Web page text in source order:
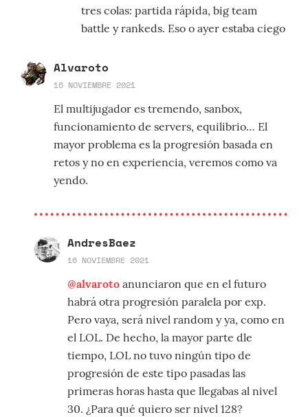
tres colas: partida rápida, big team
battle y rankeds. Eso o ayer estaba ciego
Alvaroto
16 NOVIEMBRE 2021
El multijugador es tremendo, sanbox,
funcionamiento de servers, equilibrio… El
mayor problema es la progresión basada en
retos y no en experiencia, veremos como va
yendo.
AndresBaez
16 NOVIEMBRE 2021
@alvaroto anunciaron que en el futuro
habrá otra progresión paralela por exp.
Pero vaya, será nivel random y ya, como en
el LOL. De hecho, la mayor parte dle
tiempo, LOL no tuvo ningún tipo de
progresión de este tipo pasadas las
primeras horas hasta que llegabas al nivel
30. ¿Para qué quiero ser nivel 128?